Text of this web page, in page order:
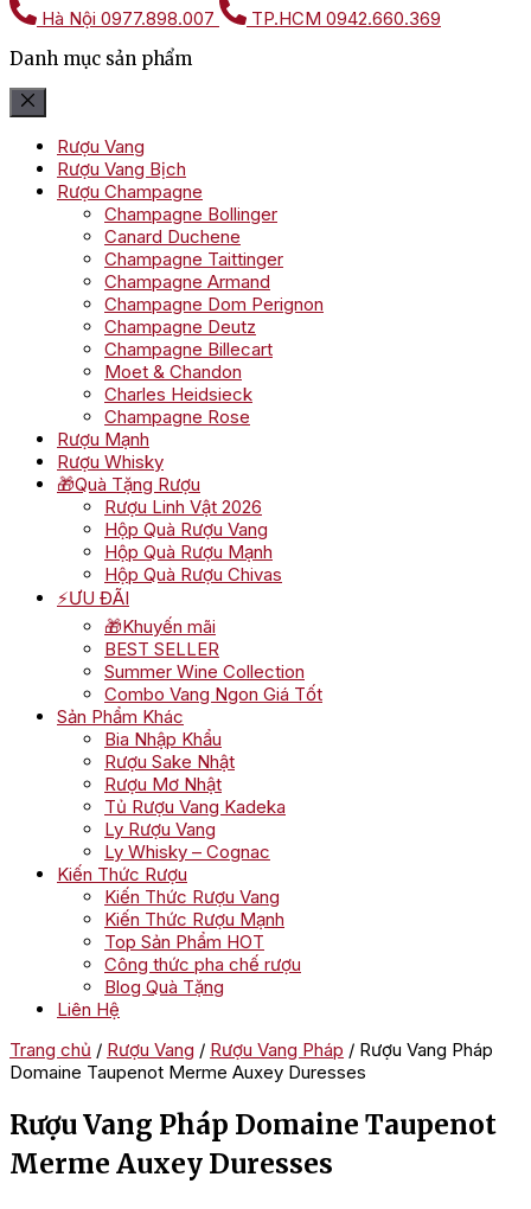
Hà Nội 0977.898.007 TP.HCM 0942.660.369
Danh mục sản phẩm
Rượu Vang
Rượu Vang Bịch
Rượu Champagne
Champagne Bollinger
Canard Duchene
Champagne Taittinger
Champagne Armand
Champagne Dom Perignon
Champagne Deutz
Champagne Billecart
Moet & Chandon
Charles Heidsieck
Champagne Rose
Rượu Mạnh
Rượu Whisky
🎁Quà Tặng Rượu
Rượu Linh Vật 2026
Hộp Quà Rượu Vang
Hộp Quà Rượu Mạnh
Hộp Quà Rượu Chivas
⚡ƯU ĐÃI
🎁Khuyến mãi
BEST SELLER
Summer Wine Collection
Combo Vang Ngon Giá Tốt
Sản Phẩm Khác
Bia Nhập Khẩu
Rượu Sake Nhật
Rượu Mơ Nhật
Tủ Rượu Vang Kadeka
Ly Rượu Vang
Ly Whisky – Cognac
Kiến Thức Rượu
Kiến Thức Rượu Vang
Kiến Thức Rượu Mạnh
Top Sản Phẩm HOT
Công thức pha chế rượu
Blog Quà Tặng
Liên Hệ
Trang chủ / Rượu Vang / Rượu Vang Pháp / Rượu Vang Pháp
Domaine Taupenot Merme Auxey Duresses
Rượu Vang Pháp Domaine Taupenot
Merme Auxey Duresses